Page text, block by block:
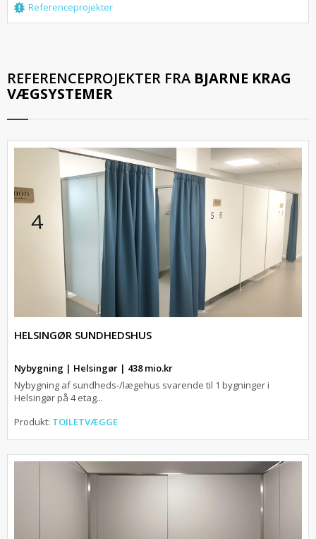
Referenceprojekter
REFERENCEPROJEKTER FRA BJARNE KRAG
VÆGSYSTEMER
HELSINGØR SUNDHEDSHUS
Nybygning | Helsingør | 438 mio.kr
Nybygning af sundheds-/lægehus svarende til 1 bygninger i
Helsingør på 4 etag...
Produkt: TOILETVÆGGE